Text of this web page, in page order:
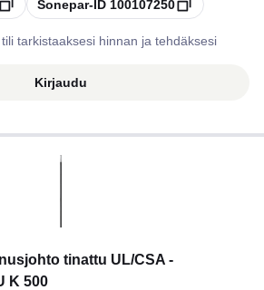
Sonepar-ID 100107250
tarkistaaksesi hinnan ja tehdäksesi
Kirjaudu
tinattu UL/CSA -
K 500